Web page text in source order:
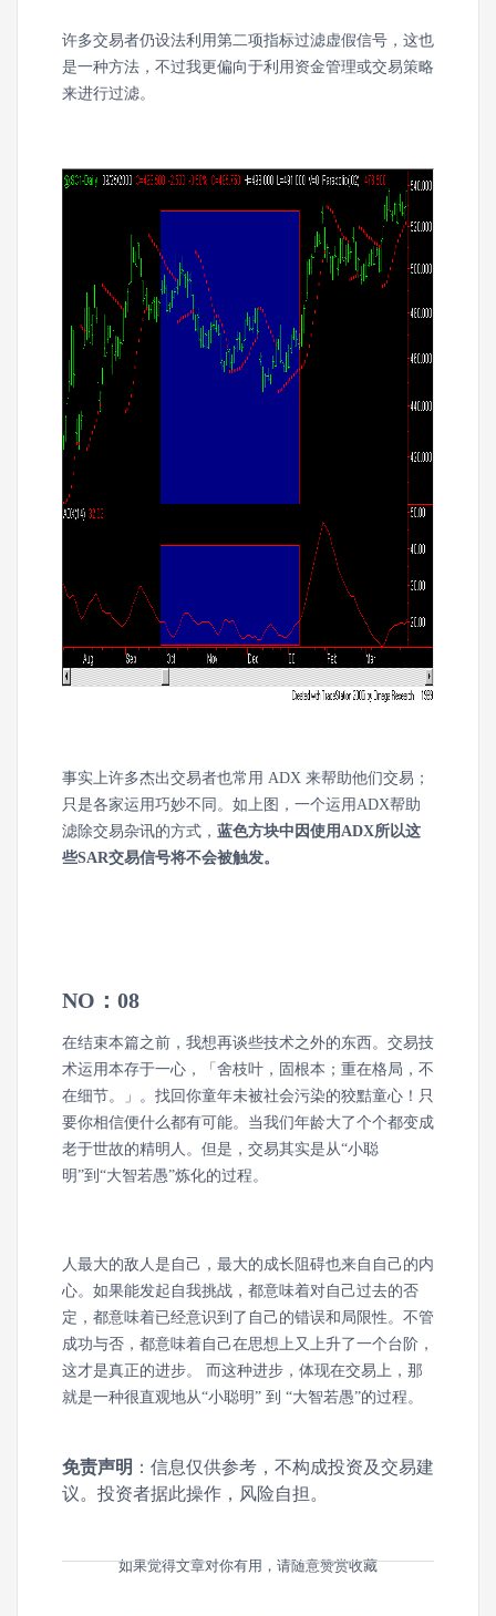
许多交易者仍设法利用第二项指标过滤虚假信号，这也
是一种方法，不过我更偏向于利用资金管理或交易策略
来进行过滤。
事实上许多杰出交易者也常用 ADX 来帮助他们交易；
只是各家运用巧妙不同。如上图，一个运用ADX帮助
滤除交易杂讯的方式， 蓝色方块中因使用ADX所以这
些SAR交易信号将不会被触发。
NO：08
在结束本篇之前，我想再谈些技术之外的东西。交易技
术运用本存于一心，「舍枝叶，固根本；重在格局，不
在细节。」。找回你童年未被社会污染的狡黠童心！只
要你相信便什么都有可能。当我们年龄大了个个都变成
老于世故的精明人。但是，交易其实是从“小聪
明”到“大智若愚”炼化的过程。
人最大的敌人是自己，最大的成长阻碍也来自自己的内
心。如果能发起自我挑战，都意味着对自己过去的否
定，都意味着已经意识到了自己的错误和局限性。不管
成功与否，都意味着自己在思想上又上升了一个台阶，
这才是真正的进步。 而这种进步，体现在交易上，那
就是一种很直观地从“小聪明” 到 “大智若愚”的过程。
免责声明 ：信息仅供参考，不构成投资及交易建
议。投资者据此操作，风险自担。
如果觉得文章对你有用，请随意赞赏收藏